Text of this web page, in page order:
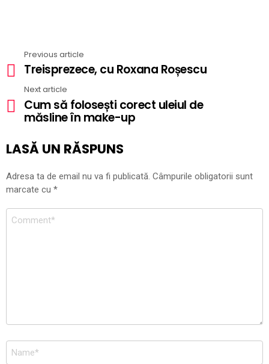
more
Previous article
Treisprezece, cu Roxana Roșescu
Next article
Cum să folosești corect uleiul de
măsline în make-up
LASĂ UN RĂSPUNS
Adresa ta de email nu va fi publicată. Câmpurile obligatorii sunt
marcate cu *
Comentariu
Nume
*